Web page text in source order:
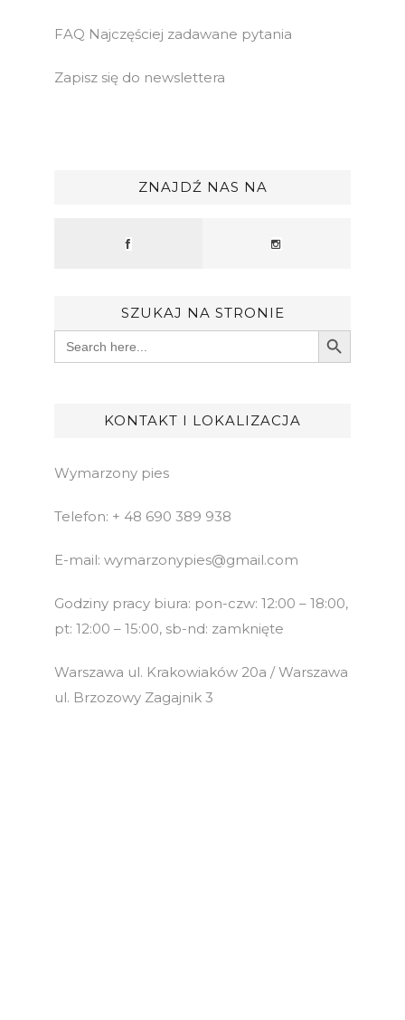
FAQ Najczęściej zadawane pytania
Zapisz się do newslettera
ZNAJDŹ NAS NA
SZUKAJ NA STRONIE
Search
for:
Search Button
KONTAKT I LOKALIZACJA
Wymarzony pies
Telefon: + 48 690 389 938
E-mail: wymarzonypies@gmail.com
Godziny pracy biura: pon-czw: 12:00 – 18:00,
pt: 12:00 – 15:00, sb-nd: zamknięte
Warszawa ul. Krakowiaków 20a / Warszawa
ul. Brzozowy Zagajnik 3